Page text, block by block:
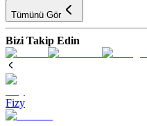
Tümünü Gör
Bizi Takip Edin
Fizy